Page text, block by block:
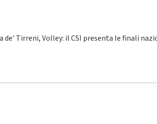
de' Tirreni, Volley: il CSI presenta le finali